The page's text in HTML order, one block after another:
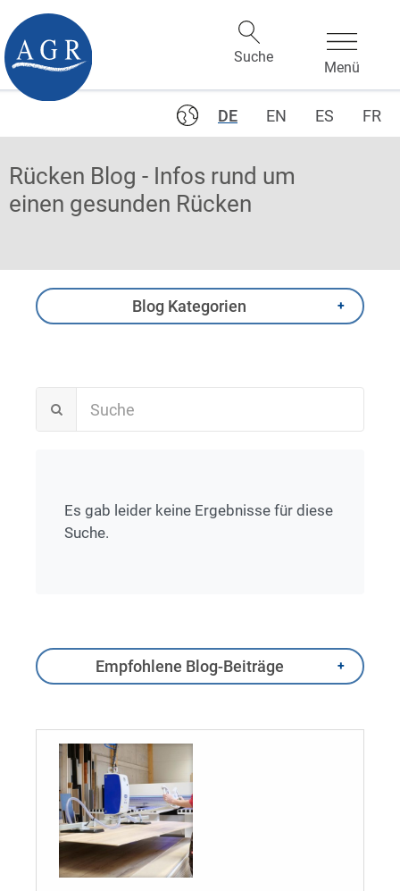
DE EN ES FR
Rücken Blog - Infos rund um
einen gesunden Rücken
Blog Kategorien
Es gab leider keine Ergebnisse für diese
Suche.
Empfohlene Blog-Beiträge